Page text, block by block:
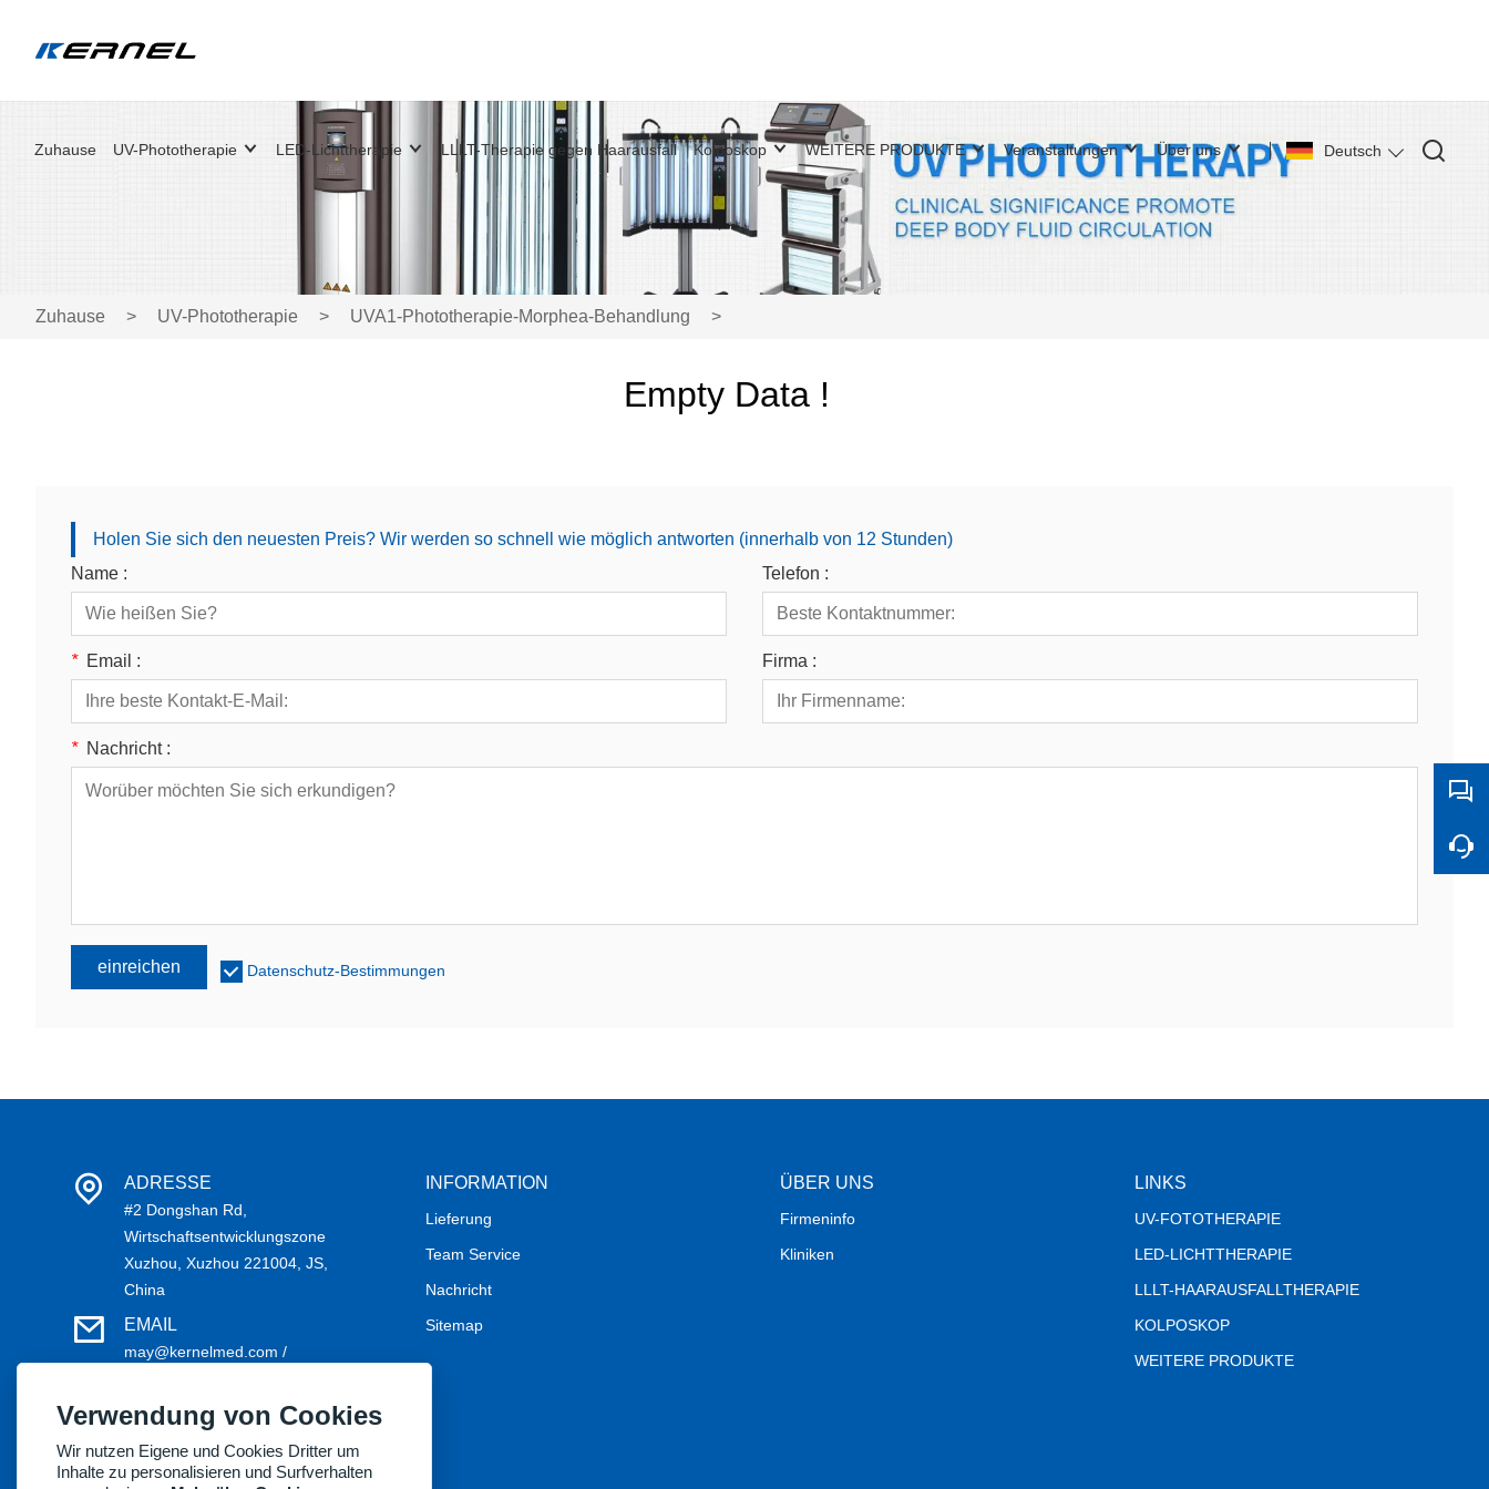
Deutsch
Zuhause UV-Phototherapie LED-Lichttherapie LLLT-Therapie gegen Haarausfall Kolposkop WEITERE PRODUKTE Veranstaltungen Über uns
Zuhause > UV-Phototherapie > UVA1-Phototherapie-Morphea-Behandlung >
Empty Data !
Holen Sie sich den neuesten Preis? Wir werden so schnell wie möglich antworten (innerhalb von 12 Stunden)
Name :
Telefon :
* Email : Firma :
* Nachricht :
einreichen Datenschutz-Bestimmungen
ADRESSE
#2 Dongshan Rd,
Wirtschaftsentwicklungszone
Xuzhou, Xuzhou 221004, JS,
China
EMAIL
may@kernelmed.com /
TELEFON
INFORMATION
Lieferung
Team Service
Nachricht
Sitemap
ÜBER UNS
Firmeninfo
Kliniken
LINKS
UV-FOTOTHERAPIE
LED-LICHTTHERAPIE
LLLT-HAARAUSFALLTHERAPIE
KOLPOSKOP
WEITERE PRODUKTE
Verwendung von Cookies
Wir nutzen Eigene und Cookies Dritter um
Inhalte zu personalisieren und Surfverhalten